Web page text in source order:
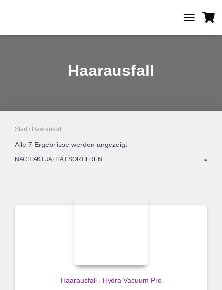
TOGGLE
Haarausfall
Start / Haarausfall
Alle 7 Ergebnisse werden angezeigtNach
sortiert
Haarausfall, Hydra Vacuum Pro